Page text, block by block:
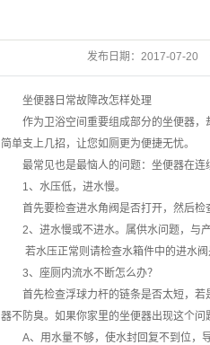
发布日期： 2017-07-20
坐便器日常故障改怎样处理
作为卫浴空间重要组成部分的坐便器
简单支上几招，让您如厕更为便捷无忧。
最常见也是最恼人的问题：坐便器在连
1、水压低，进水慢。
首先要检查进水角阀是否打开，然后检
2、进水慢或不进水。属供水问题，与
若水压正常则请检查水箱件中的进水
3、座厕内流水不断怎么办？
首先检查浮球力杆的链条是否太短，
器不防臭。如果你家里的坐便器出现这个问
A、用水量不够，使水封回复不到位，